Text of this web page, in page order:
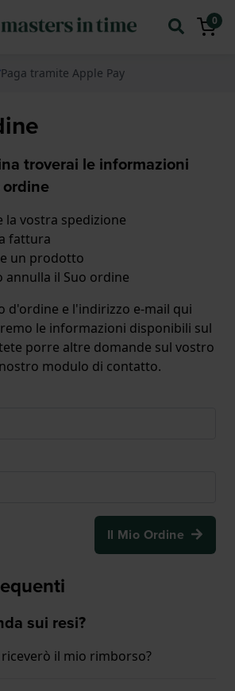
0
Paga tramite Apple Pay
troverai le informazioni
la vostra spedizione
fattura
un prodotto
annulla il Suo ordine
d'ordine e l'indirizzo e-mail qui
le informazioni disponibili sul
porre altre domande sul vostro
modulo di contatto.
Il Mio Ordine
sui resi?
il mio rimborso?